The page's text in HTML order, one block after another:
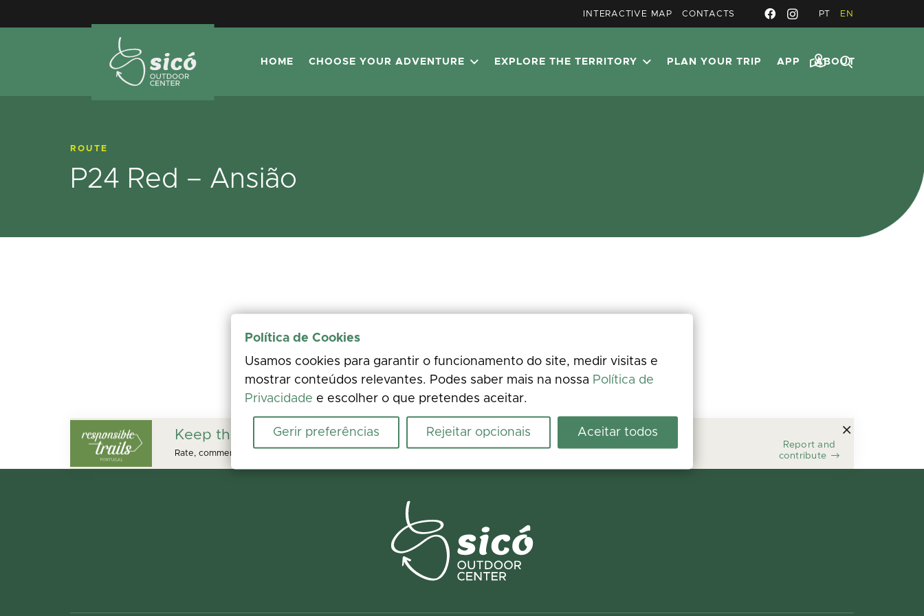
INTERACTIVE MAP CONTACTS PT EN
HOME CHOOSE YOUR ADVENTURE EXPLORE THE TERRITORY PLAN YOUR TRIP APP ABOUT
ROUTE
P24 Red – Ansião
Keep this trail safe
Rate, comment, and add photos. Spotted an issue on the ground? Report it in seconds and help us fix it.
Report and
contribute
Política de Cookies
Usamos cookies para garantir o funcionamento do site, medir visitas e
mostrar conteúdos relevantes. Podes saber mais na nossa Política de
Privacidade e escolher o que pretendes aceitar.
Gerir preferências Rejeitar opcionais Aceitar todos